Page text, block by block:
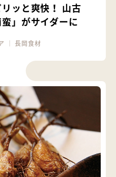
ッと爽快！ 山古
」がサイダーに
｜長岡食材